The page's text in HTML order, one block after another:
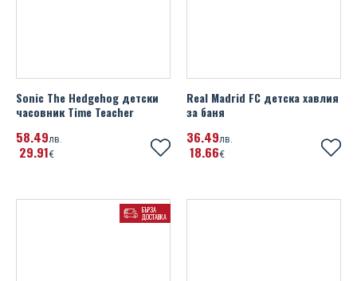
Sonic The Hedgehog детски
часовник Time Teacher
58 49лв.
29 91€
Real Madrid FC детска хавлия
за баня
36 49лв.
18 66€
БЪРЗА
ДОСТАВКА